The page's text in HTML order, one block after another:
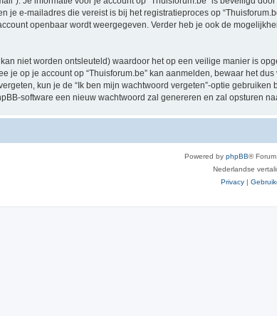
je e-mailadres die vereist is bij het registratieproces op
openbaar wordt weergegeven. Verder heb je ook de
niet worden ontsleuteld) waardoor het op een veilige manier is
je op je account op “Thuisforum.be” kan aanmelden, bewaar het
kun je de “Ik ben mijn wachtwoord vergeten”-optie
software een nieuw wachtwoord zal genereren en zal opsturen
Powered by phpBB®
Nederlandse
Privacy |